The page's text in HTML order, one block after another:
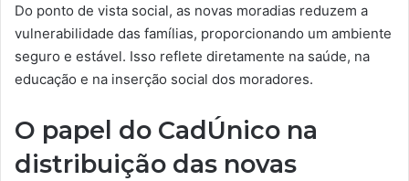
Do ponto de vista social, as novas moradias reduzem a
vulnerabilidade das famílias, proporcionando um ambiente
seguro e estável. Isso reflete diretamente na saúde, na
educação e na inserção social dos moradores.
O papel do CadÚnico na
distribuição das novas